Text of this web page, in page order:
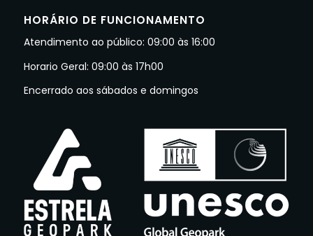
HORÁRIO DE FUNCIONAMENTO
Atendimento ao público: 09:00 às 16:00
Horario Geral: 09:00 às 17h00
Encerrado aos sábados e domingos